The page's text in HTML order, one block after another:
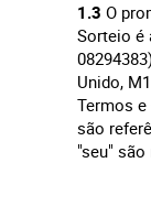
1.3 O
Sorteio é
Unido,
Termos
são
"seu"